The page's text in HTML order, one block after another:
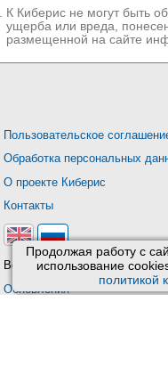
Продолжая работу с
использование
политикой
К Киберис не могут быть
ущерба или вреда,
размещенной на сайте
Пользовательское
Обработка персональных
О проекте Киберис
Контакты
Версия: 4.9
Обновления